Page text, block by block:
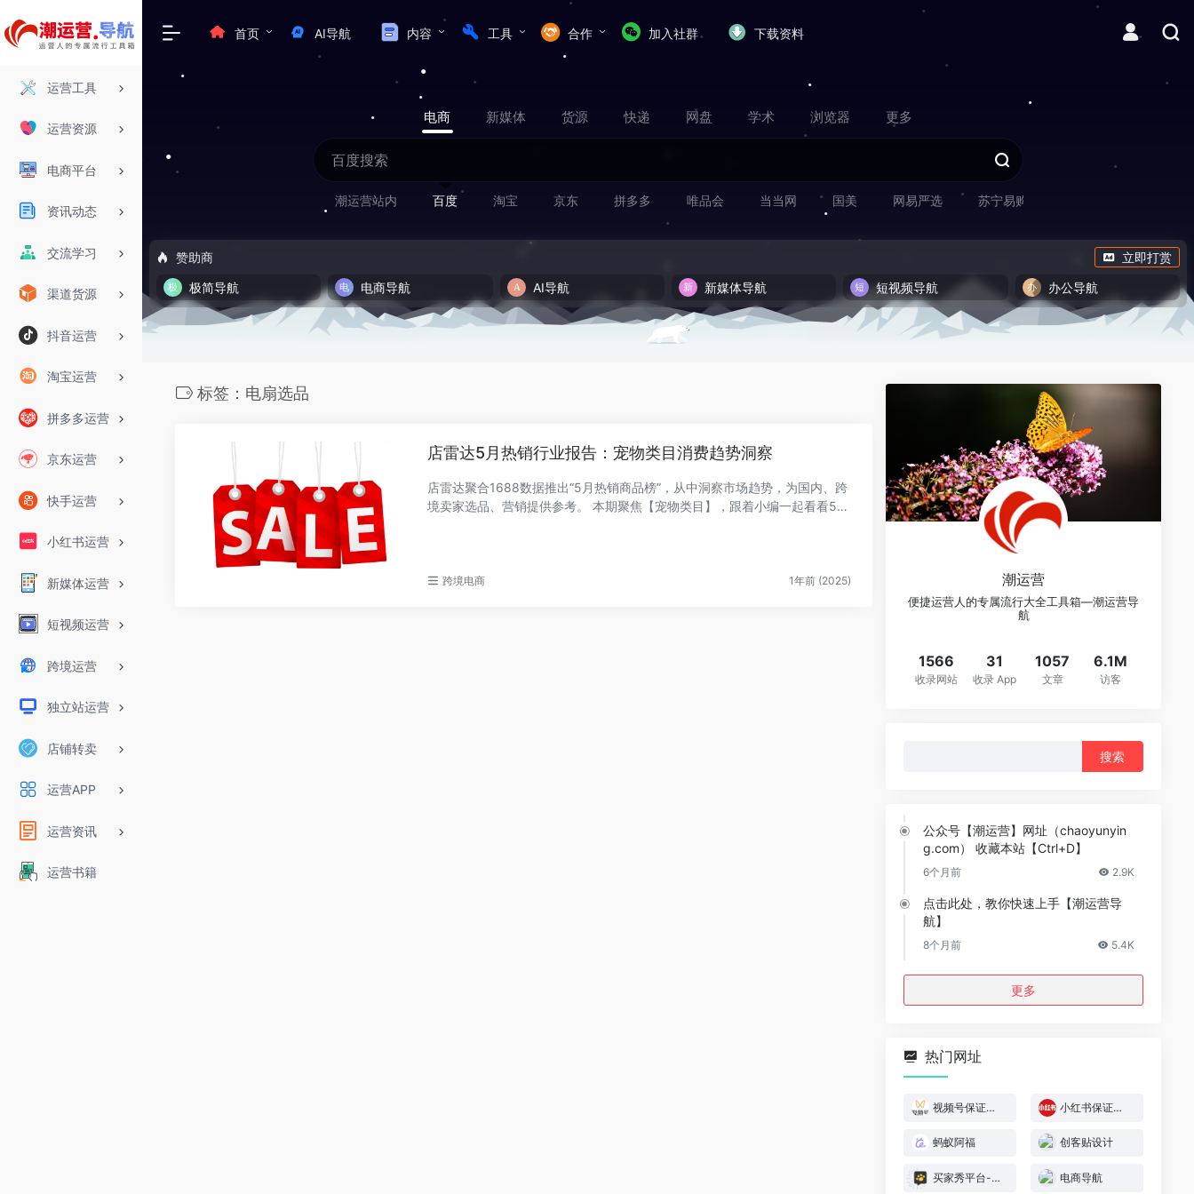
运营工具
运营资源
电商平台
资讯动态
交流学习
渠道货源
抖音运营
淘宝运营
拼多多运营
京东运营
快手运营
小红书运营
新媒体运营
短视频运营
跨境运营
独立站运营
店铺转卖
运营APP
运营资讯
运营书籍
首页 AI导航 内容 工具 合作 加入社群 下载资料
电商 新媒体 货源 快递 网盘 学术 浏览器 更多
潮运营站内 百度 淘宝 京东 拼多多 唯品会 当当网 国美 网易严选 苏宁易购
赞助商
立即打赏
极简导航
电商导航 AI导航 新媒体导航 短视频导航 办公导航
标签：电扇选品
店雷达5月热销行业报告：宠物类目消费趋势洞察
店雷达聚合1688数据推出“5月热销商品榜”，从中洞察市场趋势，为国内、跨
境卖家选品、营销提供参考。 本期聚焦【宠物类目】，跟着小编一起看看5月
跨境电商 1年前 (2025) 潮运营
便捷运营人的专属流行大全工具箱—潮运营导
航
1566
收录网站
31
收录 App
1057
文章
6.1M
访客
公众号【潮运营】网址（chaoyunyin
g.com） 收藏本站【Ctrl+D】
6个月前 2.9K
点击此处，教你快速上手【潮运营导
航】
8个月前 5.4K
更多
热门网址
视频号保证金规则 小红书保证金规则
蚂蚁阿福 创客贴设计
买家秀平台-模特喵喵 电商导航